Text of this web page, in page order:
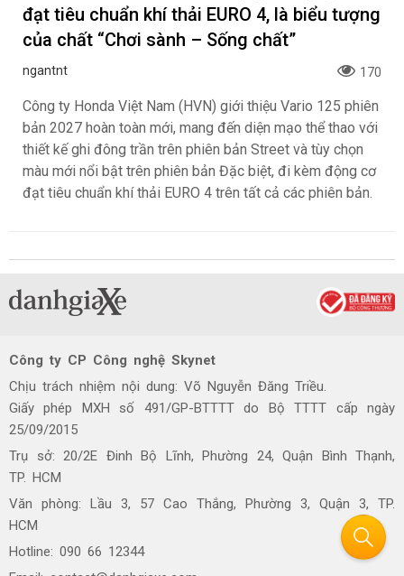
đạt tiêu chuẩn khí thải EURO 4, là biểu tượng
của chất “Chơi sành – Sống chất”
ngantnt 170
Công ty Honda Việt Nam (HVN) giới thiệu Vario 125 phiên
bản 2027 hoàn toàn mới, mang đến diện mạo thể thao với
thiết kế ghi đông trần trên phiên bản Street và tùy chọn
màu mới nổi bật trên phiên bản Đặc biệt, đi kèm động cơ
đạt tiêu chuẩn khí thải EURO 4 trên tất cả các phiên bản.
Công ty CP Công nghệ Skynet
Chịu trách nhiệm nội dung: Võ Nguyễn Đăng Triều.
Giấy phép MXH số 491/GP-BTTTT do Bộ TTTT cấp ngày
25/09/2015
Trụ sở: 20/2E Đinh Bộ Lĩnh, Phường 24, Quận Bình Thạnh,
TP. HCM
Văn phòng: Lầu 3, 57 Cao Thắng, Phường 3, Quận 3, TP.
HCM
Hotline: 090 66 12344